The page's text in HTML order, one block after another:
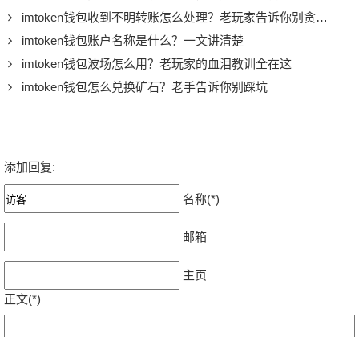
imtoken钱包收到不明转账怎么处理？老玩家告诉你别贪小便宜
imtoken钱包账户名称是什么？一文讲清楚
imtoken钱包波场怎么用？老玩家的血泪教训全在这
imtoken钱包怎么兑换矿石？老手告诉你别踩坑
添加回复:
名称(*)
邮箱
主页
正文(*)